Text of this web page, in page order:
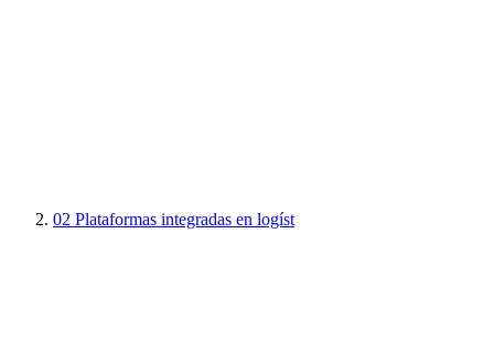
02 Plataformas integradas en logíst